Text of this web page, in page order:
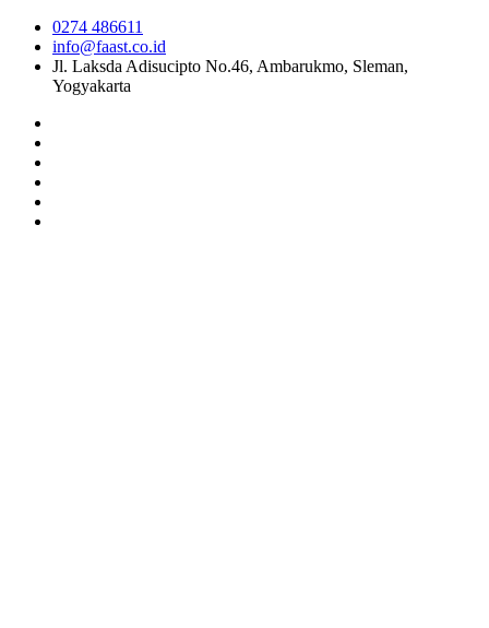
0274 486611
info@faast.co.id
Jl. Laksda Adisucipto No.46, Ambarukmo, Sleman,
Yogyakarta